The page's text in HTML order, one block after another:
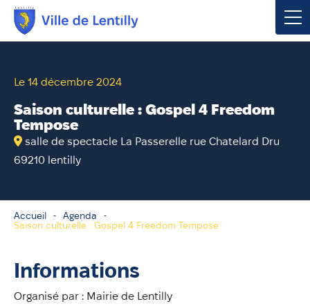
Le 14 décembre 2024
Saison culturelle : Gospel 4 Freedom
Tempose
salle de spectacle La Passerelle rue Chatelard Dru
69210 lentilly
Accueil
Agenda
Saison culturelle : Gospel 4 Freedom Tempose
Informations
Organisé par : Mairie de Lentilly
Vivre à Lentilly
Urbanisme & Environnement
Loisirs, Culture & Sport
Contacter votre mairie